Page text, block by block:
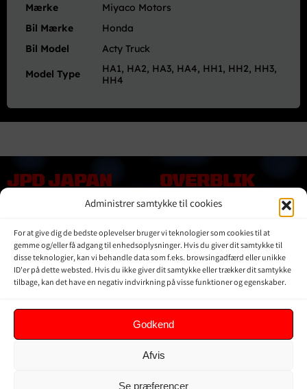
Administrer samtykke til cookies
For at give dig de bedste oplevelser bruger vi teknologier som cookies til at
gemme og/eller få adgang til enhedsoplysninger. Hvis du giver dit samtykke til
disse teknologier, kan vi behandle data som f.eks. browsingadfærd eller unikke
ID'er på dette websted. Hvis du ikke giver dit samtykke eller trækker dit samtykke
tilbage, kan det have en negativ indvirkning på visse funktioner og egenskaber.
Godkend
Afvis
Se præferencer
Mærke
Miyaco Motors
Bil Mærke
Honda
Bil Model
Acty Truck
Model Type
HA1, HA2, HA3, HA4, HH1, HH2, HH3,
HH4
JPD JAPAN
DENMARK
Kontakt Os
Om JPD Japan Denmark
Handelsbetingelser
Privat Politik
OVERBLIK
Online shop
Vores Mærker